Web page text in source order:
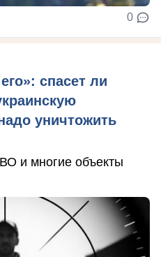
0
спасет ли
уничтожить
и многие объекты